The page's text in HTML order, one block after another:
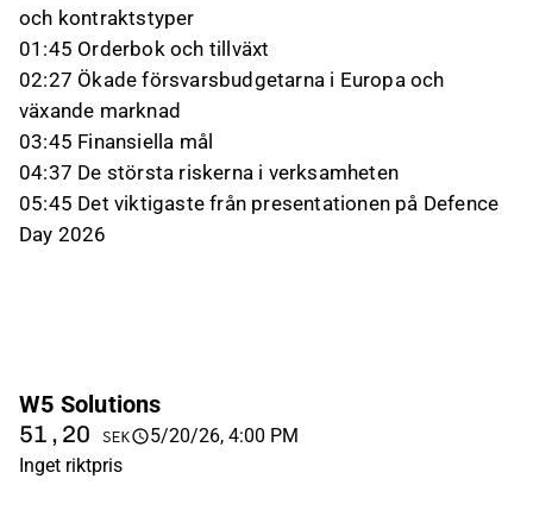
och kontraktstyper
01:45 Orderbok och tillväxt
02:27 Ökade försvarsbudgetarna i Europa och
växande marknad
03:45 Finansiella mål
04:37 De största riskerna i verksamheten
05:45 Det viktigaste från presentationen på Defence
Day 2026
W5 Solutions
51,20 SEK
5/20/26, 4:00 PM
Inget riktpris